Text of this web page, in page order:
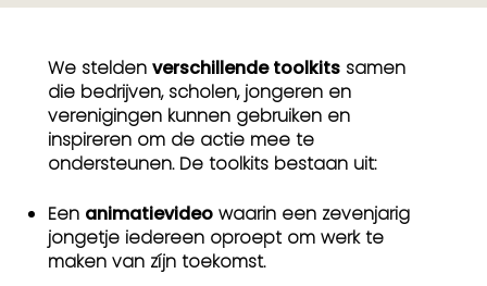
We stelden verschillende toolkitssamen
die bedrijven, scholen, jongeren en
verenigingen kunnen gebruiken en
inspireren om de actie mee te
ondersteunen. De toolkits bestaan uit:
Een animatievideowaarin een zevenjarig
jongetje iedereen oproept om werk te
maken van zíjn toekomst.